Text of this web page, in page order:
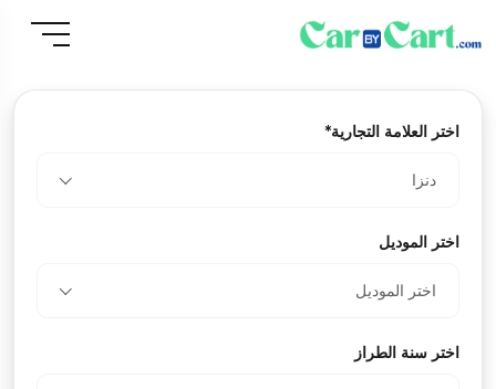
اختر العلامة التجارية*
دنزا
اختر الموديل
اختر الموديل
اختر سنة الطراز